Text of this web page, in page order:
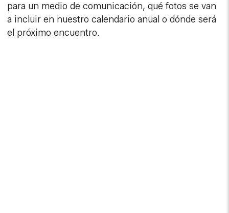
para un medio de comunicación, qué fotos se van
a incluir en nuestro calendario anual o dónde será
el próximo encuentro.